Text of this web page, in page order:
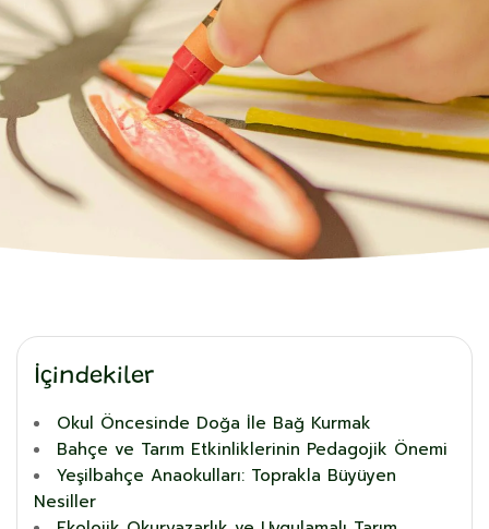
İçindekiler
Okul Öncesinde Doğa İle Bağ Kurmak
Bahçe ve Tarım Etkinliklerinin Pedagojik Önemi
Yeşilbahçe Anaokulları: Toprakla Büyüyen
Nesiller